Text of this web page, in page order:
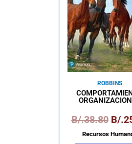
ROBBINS
B/.38.80
B/
B/.
Recursos